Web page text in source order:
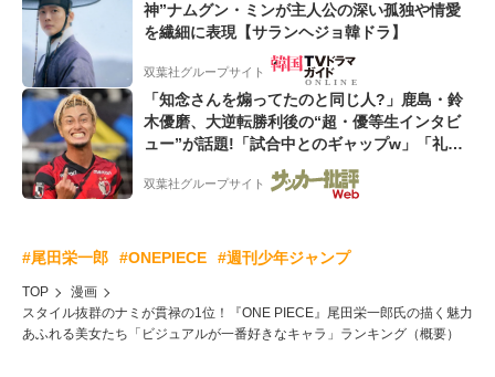
神”ナムグン・ミンが主人公の深い孤独や情愛
を繊細に表現【サランヘジョ韓ドラ】
双葉社グループサイト
「知念さんを煽ってたのと同じ人?」鹿島・鈴
木優磨、大逆転勝利後の“超・優等生インタビ
ュー”が話題!「試合中とのギャップw」「礼儀
正しいイケメンやな」
双葉社グループサイト
#尾田栄一郎 #ONEPIECE #週刊少年ジャンプ
TOP
漫画
スタイル抜群のナミが貫禄の1位！『ONE PIECE』尾田栄一郎氏の描く魅力
あふれる美女たち「ビジュアルが一番好きなキャラ」ランキング（概要）